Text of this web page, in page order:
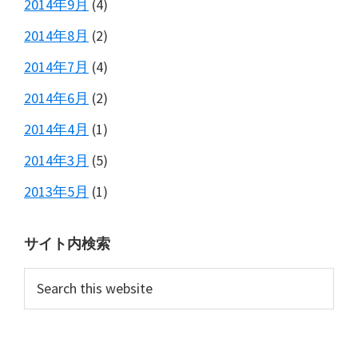
2014年9月 (4)
2014年8月 (2)
2014年7月 (4)
2014年6月 (2)
2014年4月 (1)
2014年3月 (5)
2013年5月 (1)
サイト内検索